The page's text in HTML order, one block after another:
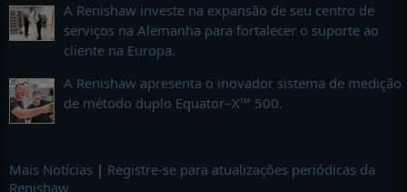
A Renishaw investe na expansão de seu centro de
serviços na Alemanha para fortalecer o suporte ao
cliente na Europa.
A Renishaw apresenta o inovador sistema de medição
de método duplo Equator–X™ 500.
Mais Notícias | Registre-se para atualizações periódicas da
Renishaw